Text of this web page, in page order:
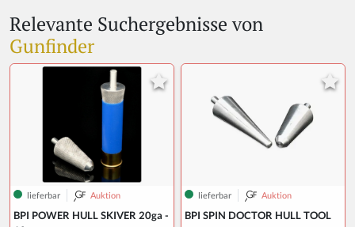
Relevante Suchergebnisse von
Gunfinder